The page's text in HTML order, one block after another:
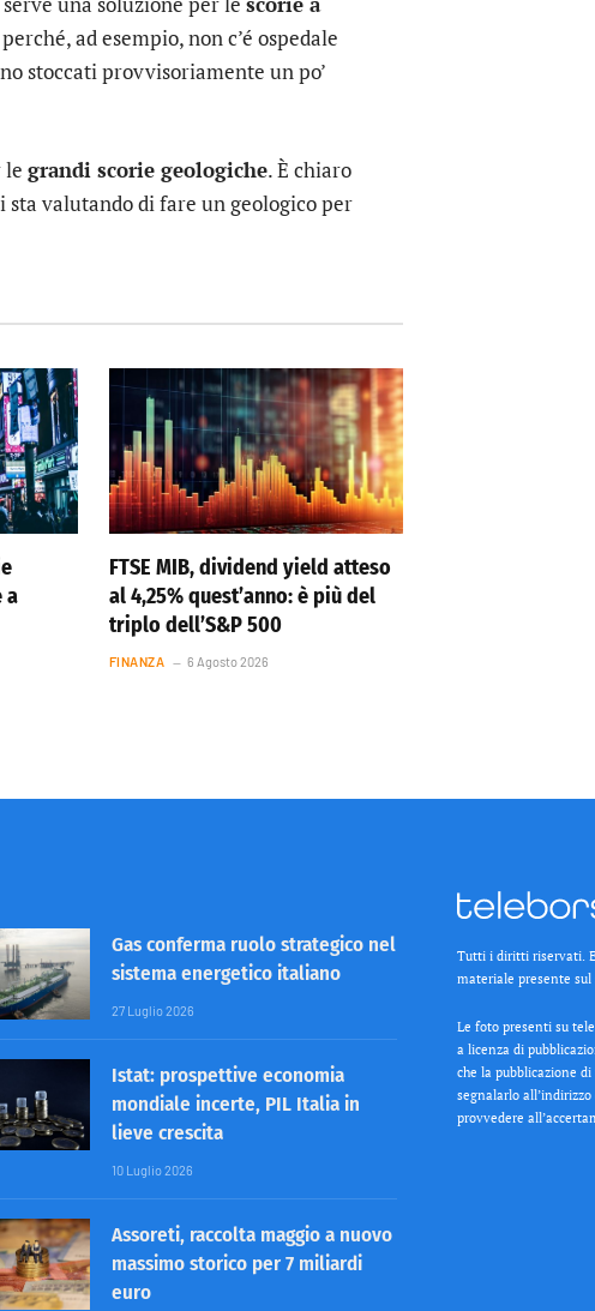
ad esempio, non c’é ospedale
stoccati provvisoriamente un po’
le grandi scorie geologiche. È chiaro
sta valutando di fare un geologico per
a
FTSE MIB, dividend yield atteso
al 4,25% quest’anno: è più del
triplo dell’S&P 500
FINANZA 6 Agosto 2026
Gas conferma ruolo strategico nel
sistema energetico italiano
27 Luglio 2026
Istat: prospettive economia
mondiale incerte, PIL Italia in
lieve crescita
10 Luglio 2026
Assoreti, raccolta maggio a nuovo
massimo storico per 7 miliardi
euro
Tutti i diritti riservati.
materiale presente sul
Le foto presenti su
a licenza di
che la pubblicazione
segnalarlo
provvedere